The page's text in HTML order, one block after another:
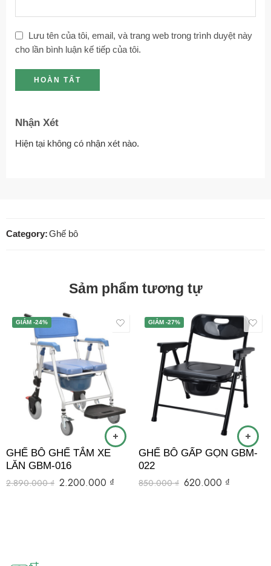
Lưu tên của tôi, email, và trang web trong trình duyệt này
cho lần bình luận kế tiếp của tôi.
Nhận Xét
Hiện tại không có nhận xét nào.
Category:Ghế bô
Sảm phẩm tương tự
GIẢM -24%
GHẾ BÔ GHẾ TẮM XE
LĂN GBM-016
2.890.000₫ 2.200.000 ₫
GIẢM -27%
GHẾ BÔ GẤP GỌN GBM-
022
850.000₫ 620.000 ₫